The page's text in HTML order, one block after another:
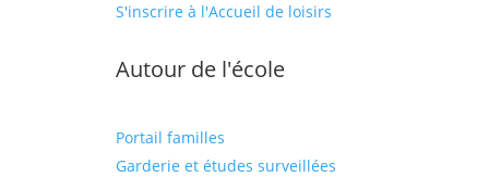
S'inscrire à l'Accueil de loisirs
Autour de l'école
Portail familles
Garderie et études surveillées